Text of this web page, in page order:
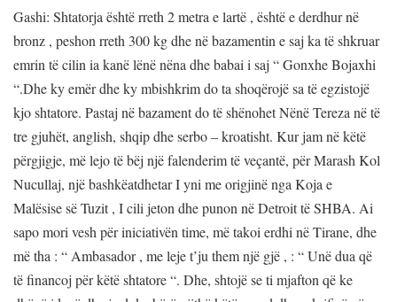
Gashi: Shtatorja është rreth 2 metra e lartë , është e derdhur në
bronz , peshon rreth 300 kg dhe në bazamentin e saj ka të shkruar
emrin të cilin ia kanë lënë nëna dhe babai i saj “ Gonxhe Bojaxhi
“.Dhe ky emër dhe ky mbishkrim do ta shoqërojë sa të egzistojë
kjo shtatore. Pastaj në bazament do të shënohet Nënë Tereza në të
tre gjuhët, anglish, shqip dhe serbo – kroatisht. Kur jam në këtë
përgjigje, më lejo të bëj një falenderim të veçantë, për Marash Kol
Nucullaj, një bashkëatdhetar I yni me origjinë nga Koja e
Malësise së Tuzit , I cili jeton dhe punon në Detroit të SHBA. Ai
sapo mori vesh për iniciativën time, më takoi erdhi në Tirane, dhe
më tha : “ Ambasador , me leje t’ju them një gjë , : “ Unë dua që
të financoj për këtë shtatore “. Dhe, shtojë se ti mjafton që ke